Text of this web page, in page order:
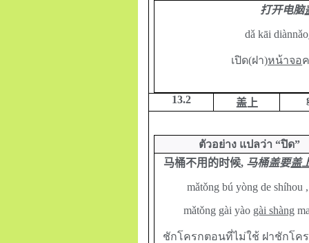
打开电脑
dǎ kāi diànnǎo
เปิด(ฝา)หน้าจอ
13.2 盖上
ตัวอย่าง แปลว่า “ปิด”
马桶不用的时候, 马桶盖要盖
mǎtǒng bú yòng de shíhou
mǎtǒng gài yào gài shàng
ชักโครกตอนที่ไม่ใช้ ฝาชักโค